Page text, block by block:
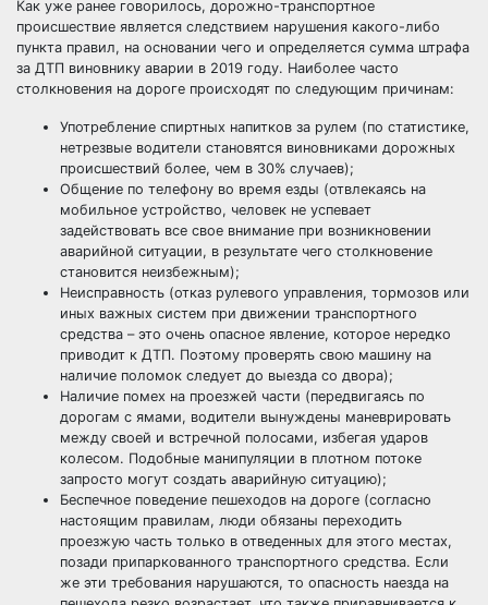
Как уже ранее говорилось, дорожно-транспортное
происшествие является следствием нарушения какого-либо
пункта правил, на основании чего и определяется сумма штрафа
за ДТП виновнику аварии в 2019 году. Наиболее часто
столкновения на дороге происходят по следующим причинам:
Употребление спиртных напитков за рулем (по статистике,
нетрезвые водители становятся виновниками дорожных
происшествий более, чем в 30% случаев);
Общение по телефону во время езды (отвлекаясь на
мобильное устройство, человек не успевает
задействовать все свое внимание при возникновении
аварийной ситуации, в результате чего столкновение
становится неизбежным);
Неисправность (отказ рулевого управления, тормозов или
иных важных систем при движении транспортного
средства – это очень опасное явление, которое нередко
приводит к ДТП. Поэтому проверять свою машину на
наличие поломок следует до выезда со двора);
Наличие помех на проезжей части (передвигаясь по
дорогам с ямами, водители вынуждены маневрировать
между своей и встречной полосами, избегая ударов
колесом. Подобные манипуляции в плотном потоке
запросто могут создать аварийную ситуацию);
Беспечное поведение пешеходов на дороге (согласно
настоящим правилам, люди обязаны переходить
проезжую часть только в отведенных для этого местах,
позади припаркованного транспортного средства. Если
же эти требования нарушаются, то опасность наезда на